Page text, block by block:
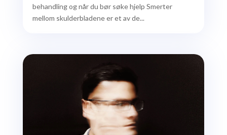
behandling og når du bør søke hjelp Smerter
mellom skulderbladene er et av de...